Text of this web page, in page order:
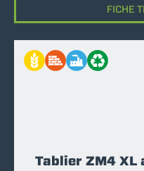
FICHE
Tablier ZM4 XL